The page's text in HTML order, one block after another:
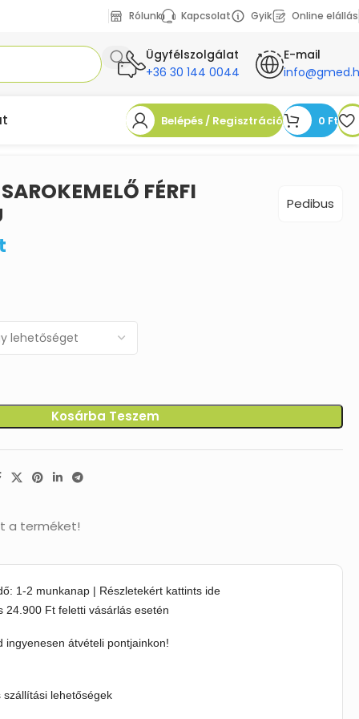
Rólunk Kapcsolat Gyik Online elállás
Ügyfélszolgálat
+36 30 144 0044
E-mail
Belépés / Regisztráció 0 Ft
FÉRFI
Pedibus
Kosárba Teszem
a terméket!
1-2 munkanap | Részletekért kattints ide
24.900 Ft feletti vásárlás esetén
ingyenesen átvételi pontjainkon!
szállítási lehetőségek